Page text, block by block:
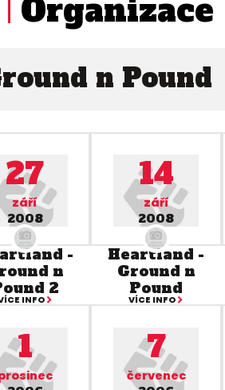
Organizace
n Pound
27
září
2008
-
n
2
INFO
14
září
2008
Heartland -
Ground n
Pound
VÍCE INFO
1 7
červenec